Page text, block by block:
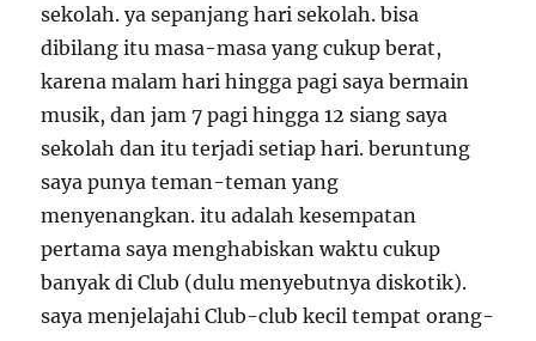
sekolah. ya sepanjang hari sekolah. bisa
dibilang itu masa-masa yang cukup berat,
karena malam hari hingga pagi saya bermain
musik, dan jam 7 pagi hingga 12 siang saya
sekolah dan itu terjadi setiap hari. beruntung
saya punya teman-teman yang
menyenangkan. itu adalah kesempatan
pertama saya menghabiskan waktu cukup
banyak di Club (dulu menyebutnya diskotik).
saya menjelajahi Club-club kecil tempat orang-